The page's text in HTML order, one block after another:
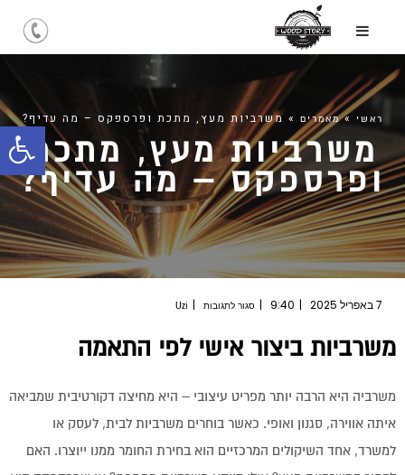
ראשי » מאמרים » משרביות מעץ, מתכת ופרספקס – מה עדיף?
משרביות מעץ, מתכת
ופרספקס – מה עדיף?
7 באפריל 2025 9:40 סגור לתגובות משרביות
ופרספקס
Uzi
משרביות ביצור אישי לפי התאמה
משרביה היא הרבה יותר מפריט עיצובי – היא מחיצה דקורטיבית שמביאה
איתה אווירה, סגנון ואופי. כאשר בוחרים משרביות לבית, לעסק או
למשרד, אחד השיקולים המרכזיים הוא בחירת החומר ממנו ייוצרו. האם